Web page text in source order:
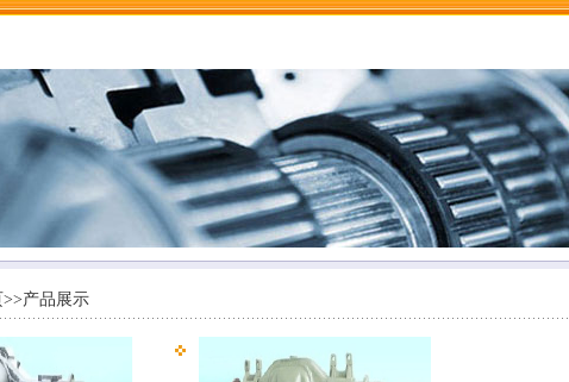
>>产品展示